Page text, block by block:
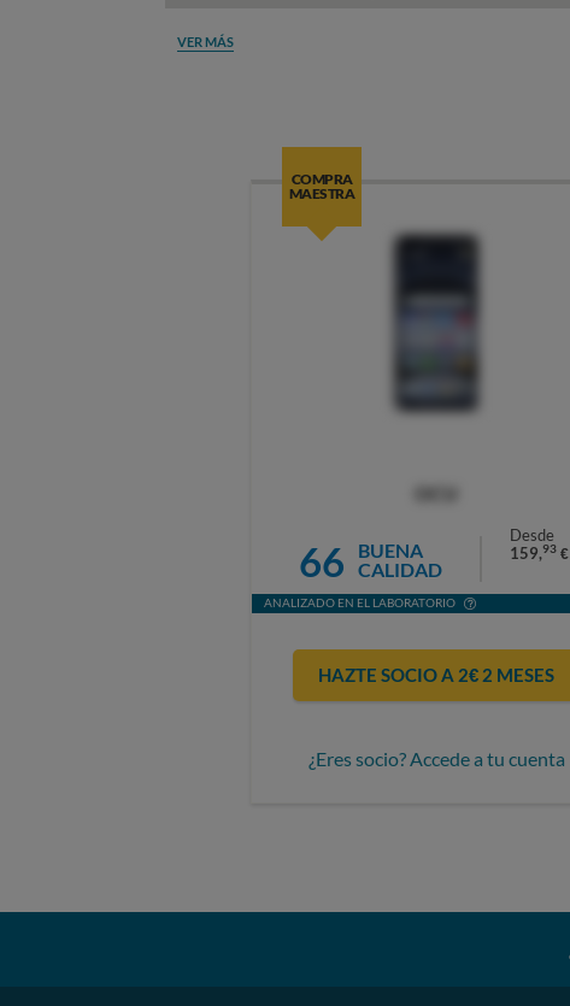
VER MÁS
COMPRA
MAESTRA
66
BUENA
CALIDAD
Desde
159,93 €
ANALIZADO EN EL LABORATORIO
HAZTE SOCIO A 2€ 2 MESES
¿Eres socio? Accede a tu cuenta